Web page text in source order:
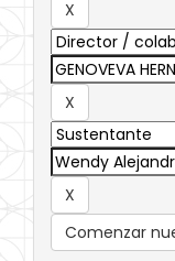
Comenzar